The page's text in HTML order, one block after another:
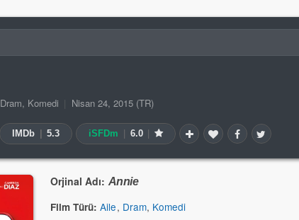
Dram, Komedi Nisan 24, 2015 (TR)
IMDb 5.3 iSFDm 6.0
Orjinal Adı: Annie
Film Türü: Aile, Dram, Komedi